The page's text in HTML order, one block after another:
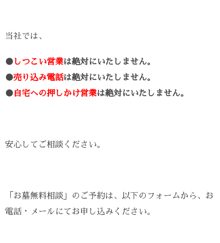
当社では、
● しつこい営業は絶対にいたしません。
●売り込み電話は絶対にいたしません。
● 自宅への押しかけ営業は絶対にいたしません。
安心してご相談ください。
「お墓無料相談」のご予約は、以下のフォームから、お
電話・メールにてお申し込みください。